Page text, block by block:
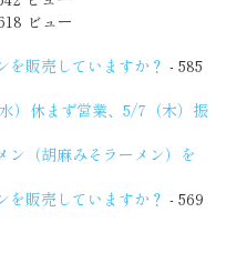
ビュー
を販売していますか？ - 585
）休まず営業、5/7（木）振
ン（胡麻みそラーメン）を
を販売していますか？ - 569